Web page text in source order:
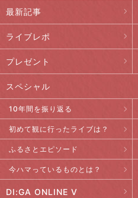
最新記事
ライブレポ
プレゼント
スペシャル
10年間を振り返る
初めて観に行ったライブは？
ふるさとエピソード
今ハマっているものとは？
DI:GA ONLINE V